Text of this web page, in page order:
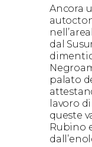
Ancora
dal
palato
lavoro
queste
Rubino